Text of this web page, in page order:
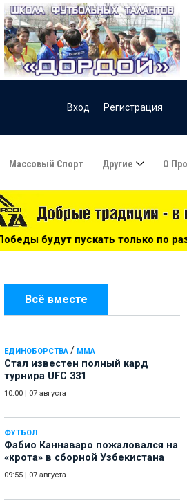
Вход Регистрация
Массовый Спорт Другие О
по разрешениям - 09:15
Всё вместе
ЕДИНОБОРСТВА / ММА
Стал известен полный кард
турнира UFC 331
10:00 07 августа
ФУТБОЛ
Фабио Каннаваро пожаловался на
«крота» в сборной Узбекистана
09:55 07 августа